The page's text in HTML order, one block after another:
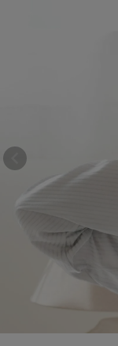
が楽になる シル
ク100%のおやす
みターバン
3,300円
新着＆再入荷商品
カテゴリーから探す
ギフトを探す